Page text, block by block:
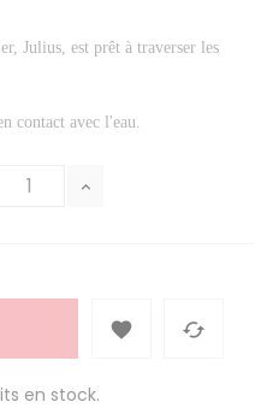
Julius, est prêt à traverser les
contact avec l'eau.
 
en stock.